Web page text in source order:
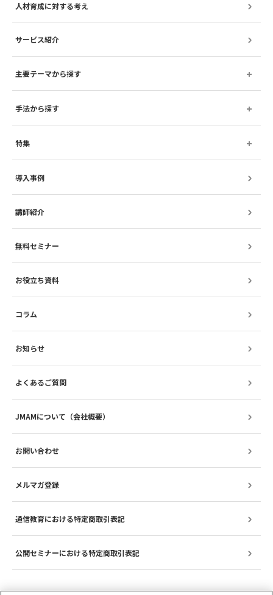
人材育成に対する考え
サービス紹介
主要テーマから探す
手法から探す
特集
導入事例
講師紹介
無料セミナー
お役立ち資料
コラム
お知らせ
よくあるご質問
JMAMについて（会社概要）
お問い合わせ
メルマガ登録
通信教育における特定商取引表記
公開セミナーにおける特定商取引表記